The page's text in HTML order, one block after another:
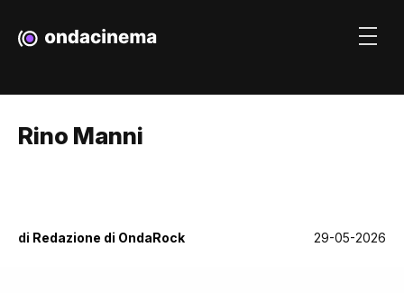
Rino Manni
di Redazione di OndaRock 29-05-2026